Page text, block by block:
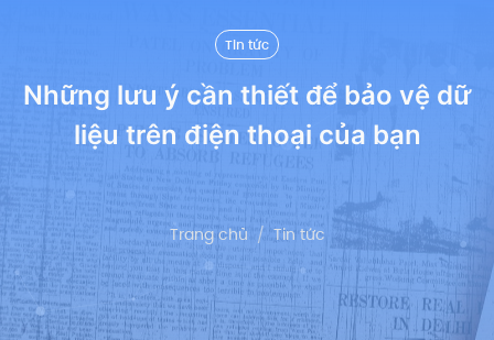
Tin tức
Những lưu ý cần thiết để bảo vệ dữ
liệu trên điện thoại của bạn
Trang chủ Tin tức